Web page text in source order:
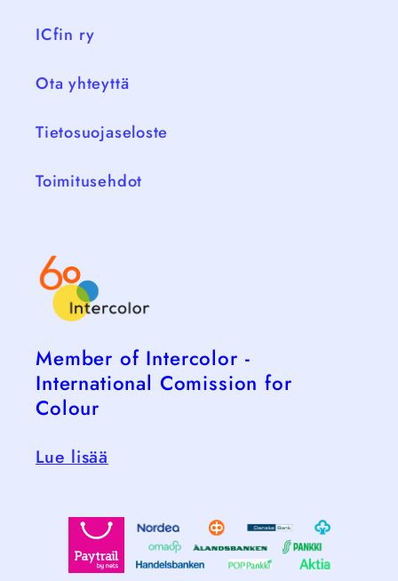
ICfin ry
Ota yhteyttä
Tietosuojaseloste
Toimitusehdot
Member of Intercolor -
International Comission for
Colour
Lue lisää